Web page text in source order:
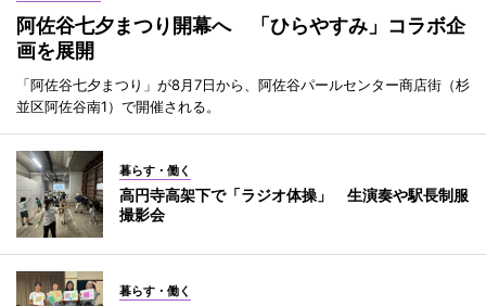
阿佐谷七夕まつり開幕へ 「ひらやすみ」コラボ企
画を展開
「阿佐谷七夕まつり」が8月7日から、阿佐谷パールセンター商店街（杉
並区阿佐谷南1）で開催される。
暮らす・働く
高円寺高架下で「ラジオ体操」 生演奏や駅長制服
撮影会
暮らす・働く